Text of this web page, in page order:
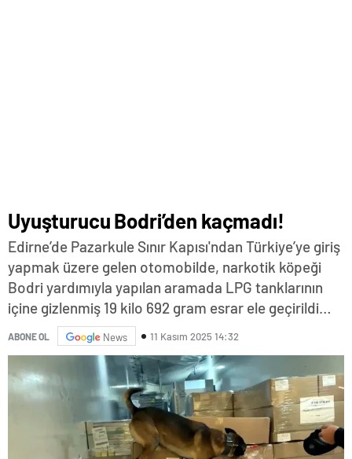
Uyuşturucu Bodri’den kaçmadı!
Edirne’de Pazarkule Sınır Kapısı'ndan Türkiye’ye giriş
yapmak üzere gelen otomobilde, narkotik köpeği
Bodri yardımıyla yapılan aramada LPG tanklarının
içine gizlenmiş 19 kilo 692 gram esrar ele geçirildi…
ABONE OL News 11 Kasım 2025 14:32